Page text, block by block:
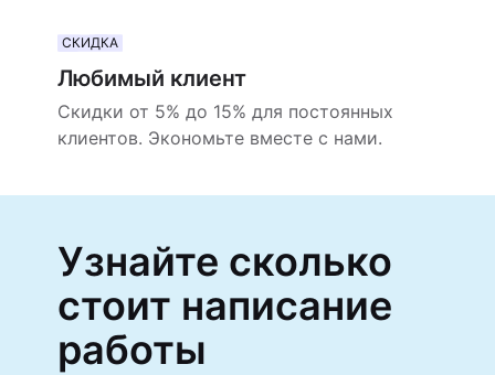
СКИДКА
Любимый клиент
Скидки от 5% до 15% для постоянных
клиентов. Экономьте вместе с нами.
Узнайте сколько
стоит написание
работы